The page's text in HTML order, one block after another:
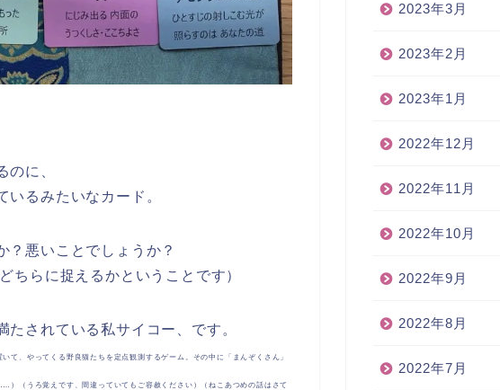
のに、
るみたいなカード。
？悪いことでしょうか？
ちらに捉えるかということです）
されている私サイコー、です。
て、やってくる野良猫たちを定点観測するゲーム。その中に「まんぞくさん」
（うろ覚えです、間違っていてもご容赦ください）（ねこあつめの話はさて
2023年3月
2023年2月
2023年1月
2022年12月
2022年11月
2022年10月
2022年9月
2022年8月
2022年7月